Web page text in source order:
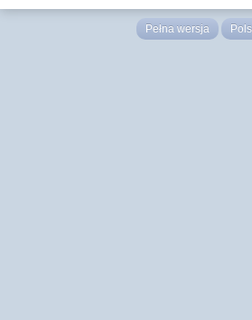
Pełna wersja